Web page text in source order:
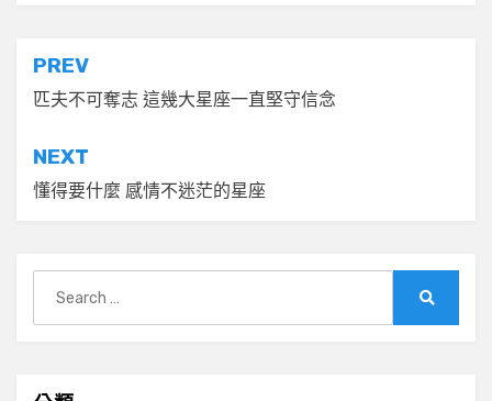
文
章
導
覽
PREV
匹夫不可奪志 這幾大星座一直堅守信念
NEXT
懂得要什麼 感情不迷茫的星座
for: